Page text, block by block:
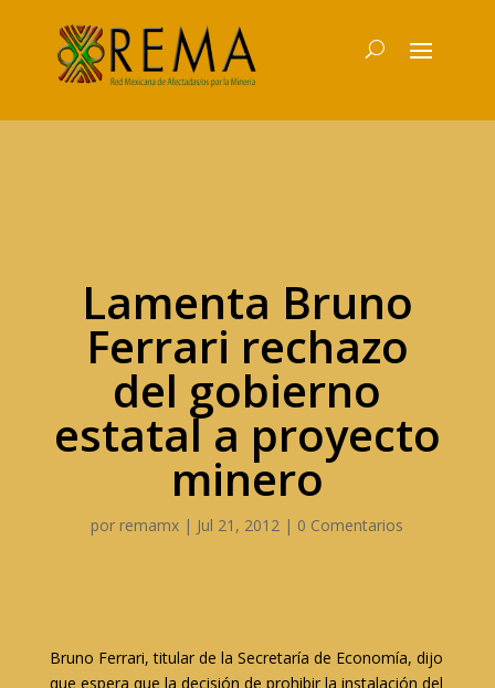
Lamenta Bruno
Ferrari rechazo
del gobierno
estatal a proyecto
minero
por remamx | Jul 21, 2012 | 0 Comentarios
Bruno Ferrari, titular de la Secretaría de Economía, dijo
que espera que la decisión de prohibir la instalación del